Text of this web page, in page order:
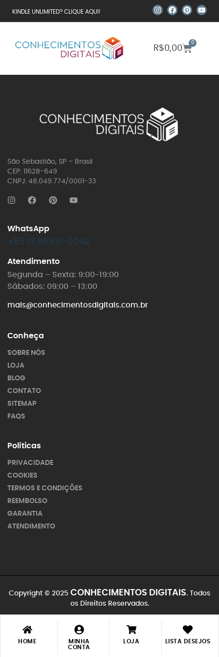
KINDLE UNLIMITED? CLIQUE AQUI!
R$0,00
0
MINHA
MINHA
HOME
MINHA
CONTA
LOJA LISTA DESEJOS
São Sebastião, SP – Brasil
CEP: 11628-649
CNPJ: 48.049.774/0001-33
WhatsApp
+55 12 98821-0092
Atendimento
Segunda – Sexta: 9:00-19:00
Sábados: 09:00 – 13:00
mais@conhecimentosdigitais.com.br
Conheça
SOBRE NÓS
LOJA
BLOG
CONTATO
SITEMAP
FAQS
Políticas
PRIVACIDADE
COOKIES
TERMOS E CONDIÇÕES
REEMBOLSO
GARANTIA
ATENDIMENTO
Copyright © 2025 CONHECIMENTOS DIGITAIS. Todos
os Direitos Reservados.